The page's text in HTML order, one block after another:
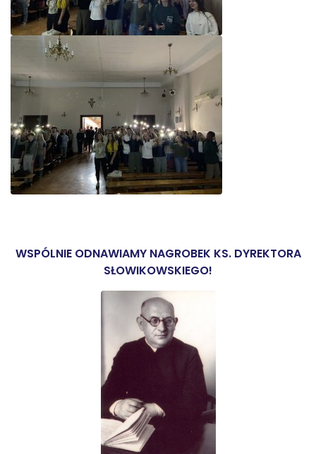
WSPÓLNIE ODNAWIAMY NAGROBEK KS. DYREKTORA
SŁOWIKOWSKIEGO!